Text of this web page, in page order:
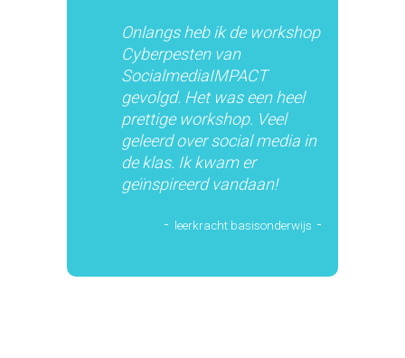
Onlangs heb ik de workshop
Cyberpesten van
SocialmediaIMPACT
gevolgd. Het was een heel
prettige workshop. Veel
geleerd over social media in
de klas. Ik kwam er
geïnspireerd vandaan!
- leerkracht basisonderwijs -